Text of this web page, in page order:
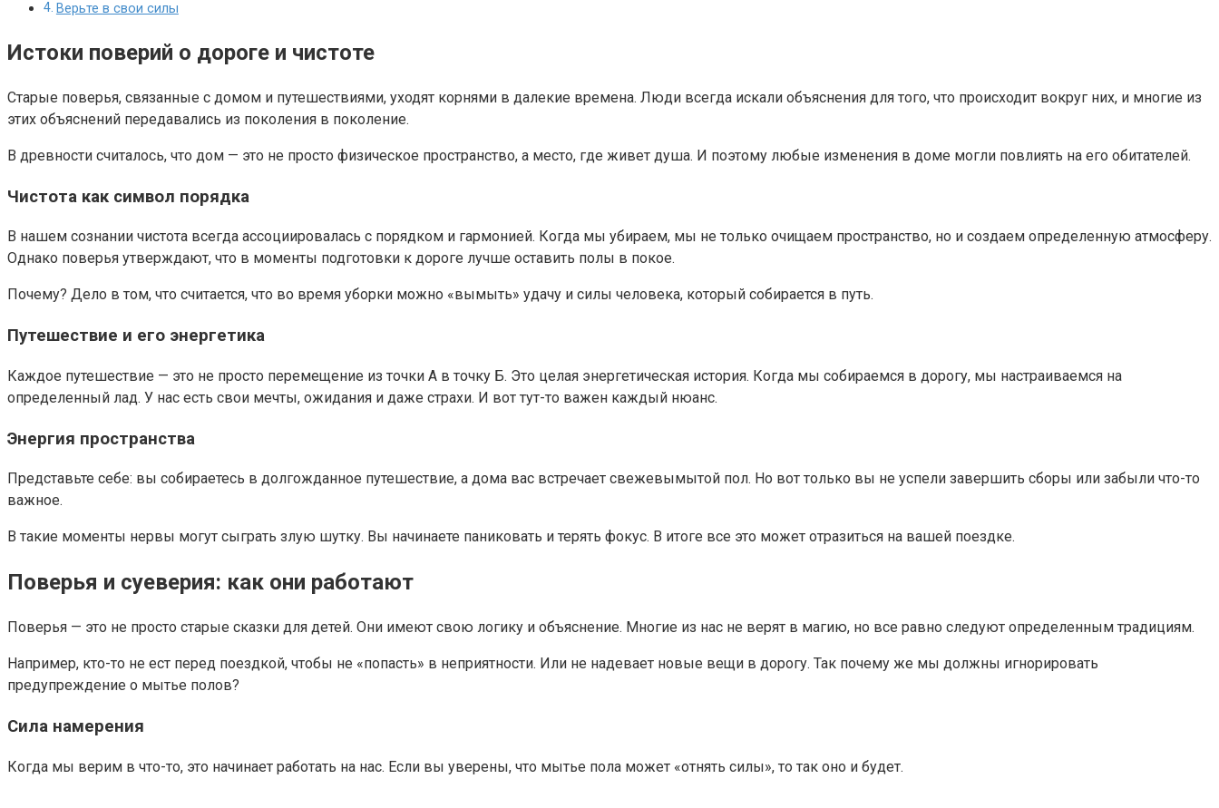
Верьте в свои силы
Истоки поверий о дороге и чистоте
Старые поверья, связанные с домом и путешествиями, уходят корнями в далекие времена. Люди всегда искали объяснения для того, что происходит вокруг них, и многие из
этих объяснений передавались из поколения в поколение.
В древности считалось, что дом — это не просто физическое пространство, а место, где живет душа. И поэтому любые изменения в доме могли повлиять на его обитателей.
Чистота как символ порядка
В нашем сознании чистота всегда ассоциировалась с порядком и гармонией. Когда мы убираем, мы не только очищаем пространство, но и создаем определенную атмосферу.
Однако поверья утверждают, что в моменты подготовки к дороге лучше оставить полы в покое.
Почему? Дело в том, что считается, что во время уборки можно «вымыть» удачу и силы человека, который собирается в путь.
Путешествие и его энергетика
Каждое путешествие — это не просто перемещение из точки А в точку Б. Это целая энергетическая история. Когда мы собираемся в дорогу, мы настраиваемся на
определенный лад. У нас есть свои мечты, ожидания и даже страхи. И вот тут-то важен каждый нюанс.
Энергия пространства
Представьте себе: вы собираетесь в долгожданное путешествие, а дома вас встречает свежевымытой пол. Но вот только вы не успели завершить сборы или забыли что-то
важное.
В такие моменты нервы могут сыграть злую шутку. Вы начинаете паниковать и терять фокус. В итоге все это может отразиться на вашей поездке.
Поверья и суеверия: как они работают
Поверья — это не просто старые сказки для детей. Они имеют свою логику и объяснение. Многие из нас не верят в магию, но все равно следуют определенным традициям.
Например, кто-то не ест перед поездкой, чтобы не «попасть» в неприятности. Или не надевает новые вещи в дорогу. Так почему же мы должны игнорировать
предупреждение о мытье полов?
Сила намерения
Когда мы верим в что-то, это начинает работать на нас. Если вы уверены, что мытье пола может «отнять силы», то так оно и будет.